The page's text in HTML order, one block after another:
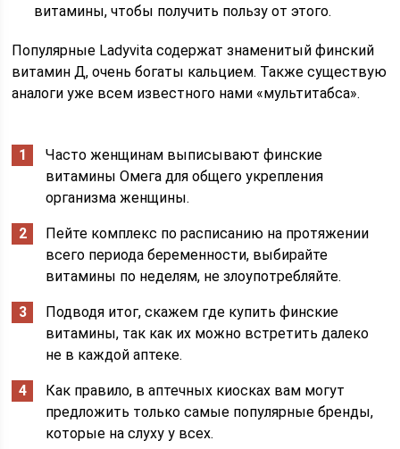
витамины, чтобы получить пользу от этого.
Популярные Ladyvita содержат знаменитый финский
витамин Д, очень богаты кальцием. Также существую
аналоги уже всем известного нами «мультитабса».
Часто женщинам выписывают финские
витамины Омега для общего укрепления
организма женщины.
Пейте комплекс по расписанию на протяжении
всего периода беременности, выбирайте
витамины по неделям, не злоупотребляйте.
Подводя итог, скажем где купить финские
витамины, так как их можно встретить далеко
не в каждой аптеке.
Как правило, в аптечных киосках вам могут
предложить только самые популярные бренды,
которые на слуху у всех.